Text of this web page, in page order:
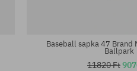
Baseball sapka 47 Brand
Ballpark
11820 Ft